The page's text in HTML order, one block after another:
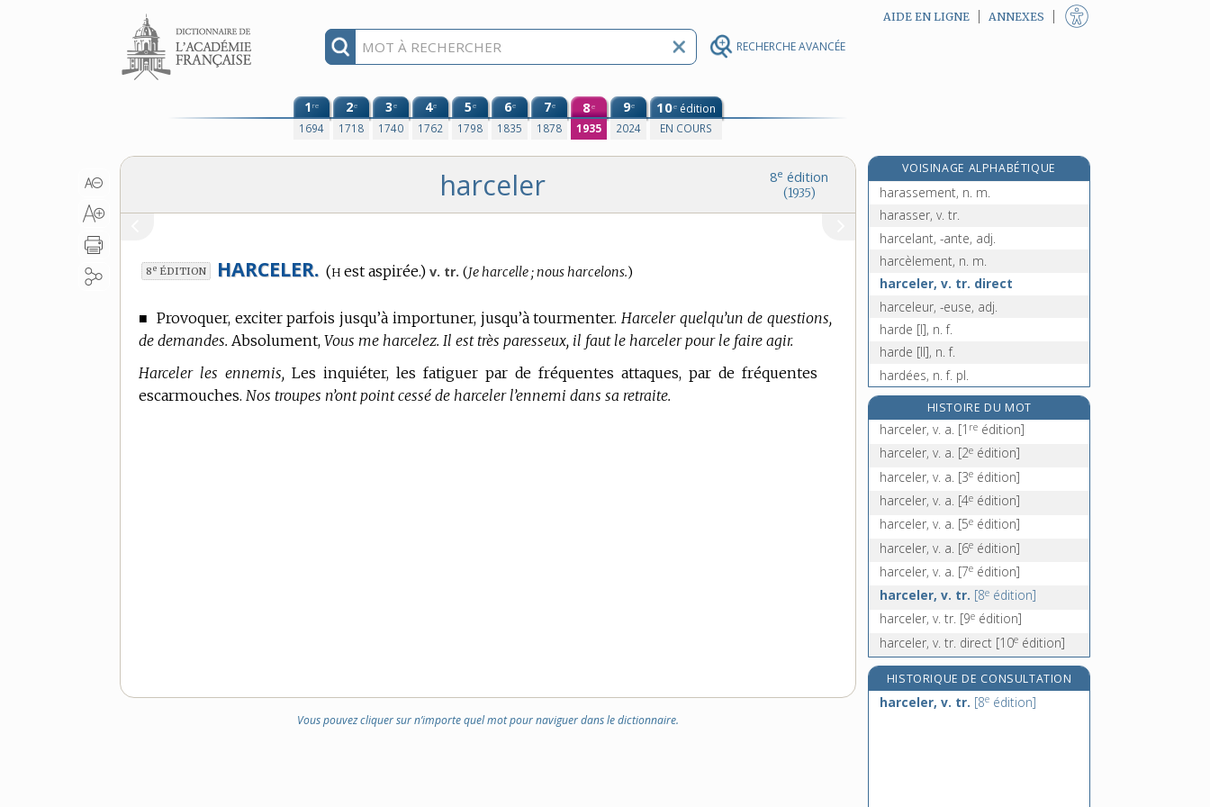
RECHERCHE AVANCÉE
Aller au contenu AIDE EN LIGNE ANNEXES
1re
1694
2e
1718
3e
1740
4e
1762
5e
1798
6e
1835
7e
1878
8e
1935
9e
2024
10e édition
EN COURS
8e édition
(1935)
harceler
8e ÉDITION HARCELER. (hest aspirée.) v. tr. Conjugaison
(Je harcelle ; nous harcelons.)
■Provoquer, exciter parfois jusqu’à importuner, jusqu’à tourmenter. Harceler quelqu’un de questions,
de demandes. Absolument, Vous me harcelez. Il est très paresseux, il faut le harceler pour le faire agir.
Harceler les ennemis, Les inquiéter, les fatiguer par de fréquentes attaques, par de fréquentes
escarmouches. Nos troupes n’ont point cessé de harceler l’ennemi dans sa retraite.
Vous pouvez cliquer sur n’importe quel mot pour naviguer dans le dictionnaire.
VOISINAGE ALPHABÉTIQUE
harassant, -ante, adj.
harassement, n. m.
harasser, v. tr.
harcelant, -ante, adj.
harcèlement, n. m.
harceler, v. tr. direct
harceleur, -euse, adj.
harde [I], n. f.
harde [II], n. f.
hardées, n. f. pl.
harder (se) [I], v. pron.
harder [II], v. tr.
hardiesse, n. f.
HISTOIRE DU MOT
harceler, v. a. [1 re édition]
harceler, v. a. [2e édition]
harceler, v. a. [3e édition]
harceler, v. a. [4e édition]
harceler, v. a. [5e édition]
harceler, v. a. [6e édition]
harceler, v. a. [7e édition]
harceler, v. tr. [8e édition]
harceler, v. tr. [9e édition]
harceler, v. tr. direct [10e édition]
HISTORIQUE DE CONSULTATION
harceler, v. tr. [8e édition]